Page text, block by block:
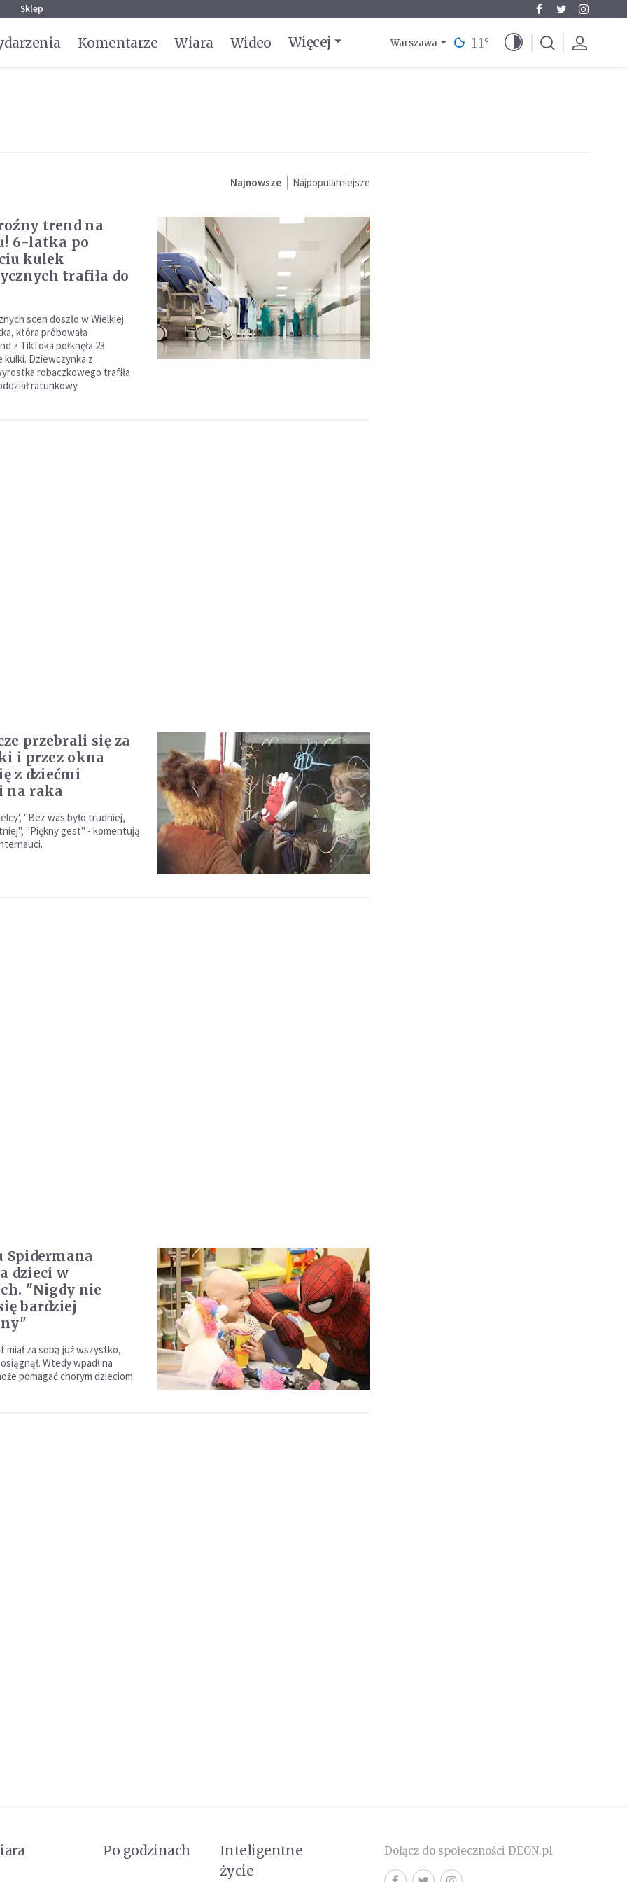
Sklep
Komentarze Wiara Wideo Więcej Warszawa 11°
Najnowsze Najpopularniejsze
trend na
6-latka po
kulek
trafiła do
scen doszło w Wielkiej
która próbowała
z TikToka połknęła 23
kulki. Dziewczynka z
robaczkowego trafiła
ratunkowy.
przebrali się za
i przez okna
z dziećmi
na raka
"Bez was było trudniej,
"Piękny gest" - komentują
Spidermana
dzieci w
"Nigdy nie
bardziej
miał za sobą już wszystko,
Wtedy wpadł na
pomagać chorym dzieciom.
Po godzinach
Inteligentne
życie
Dołącz do społeczności DEON.pl